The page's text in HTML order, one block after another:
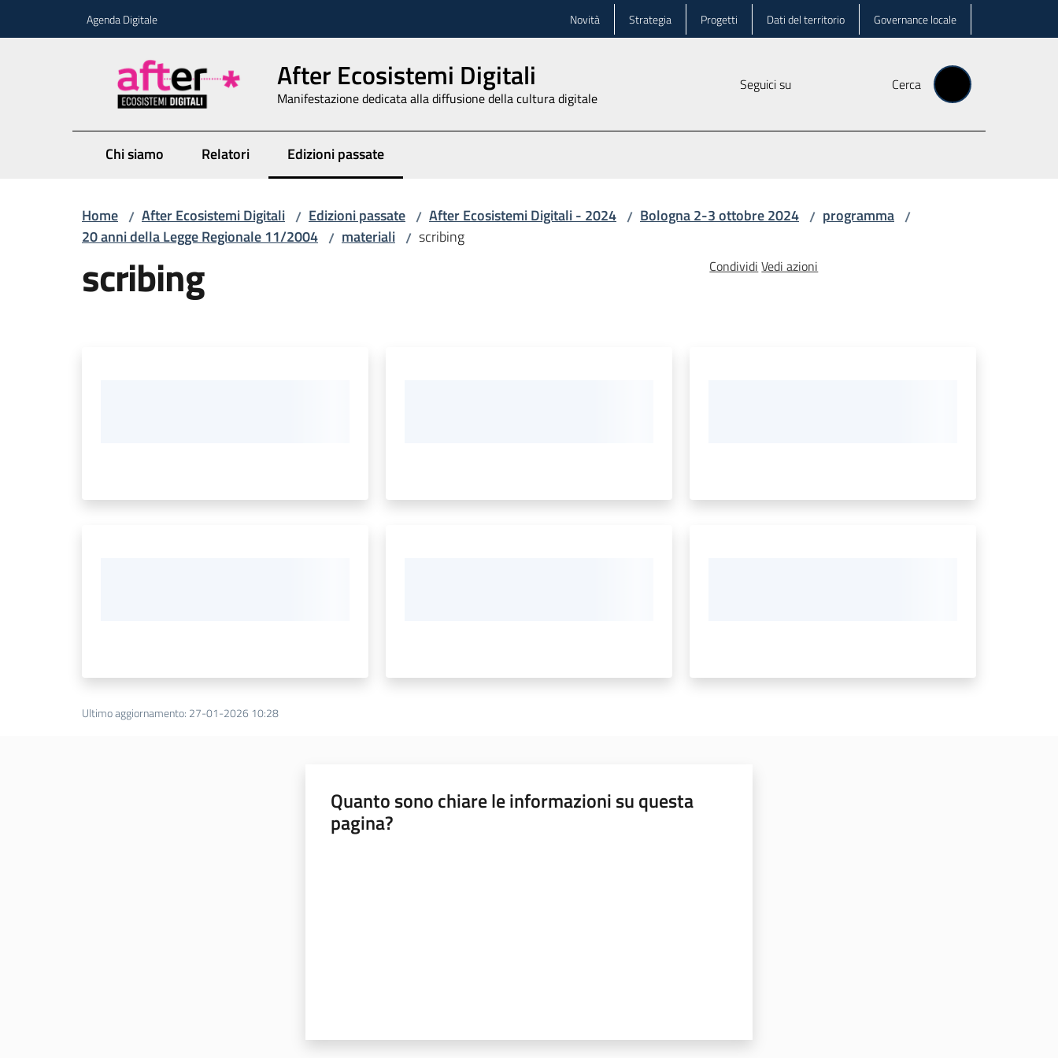
Agenda Digitale Novità Strategia Progetti Dati del territorio Governance locale
After Ecosistemi Digitali
Manifestazione dedicata alla diffusione della cultura digitale
Seguici su Cerca
Chi siamo Relatori Edizioni passate
Menu selezionato
Home / After Ecosistemi Digitali / Edizioni passate / After Ecosistemi Digitali - 2024 / Bologna 2-3 ottobre 2024 / programma /
20 anni della Legge Regionale 11/2004 / materiali / scribing
scribing Condividi Vedi azioni
Ultimo aggiornamento: 27-01-2026 10:28
Quanto sono chiare le informazioni su questa
pagina?